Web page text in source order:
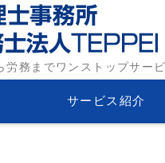
務・労務相談なら
務所・社会保険労
労務までワンストップサー
サービス紹介